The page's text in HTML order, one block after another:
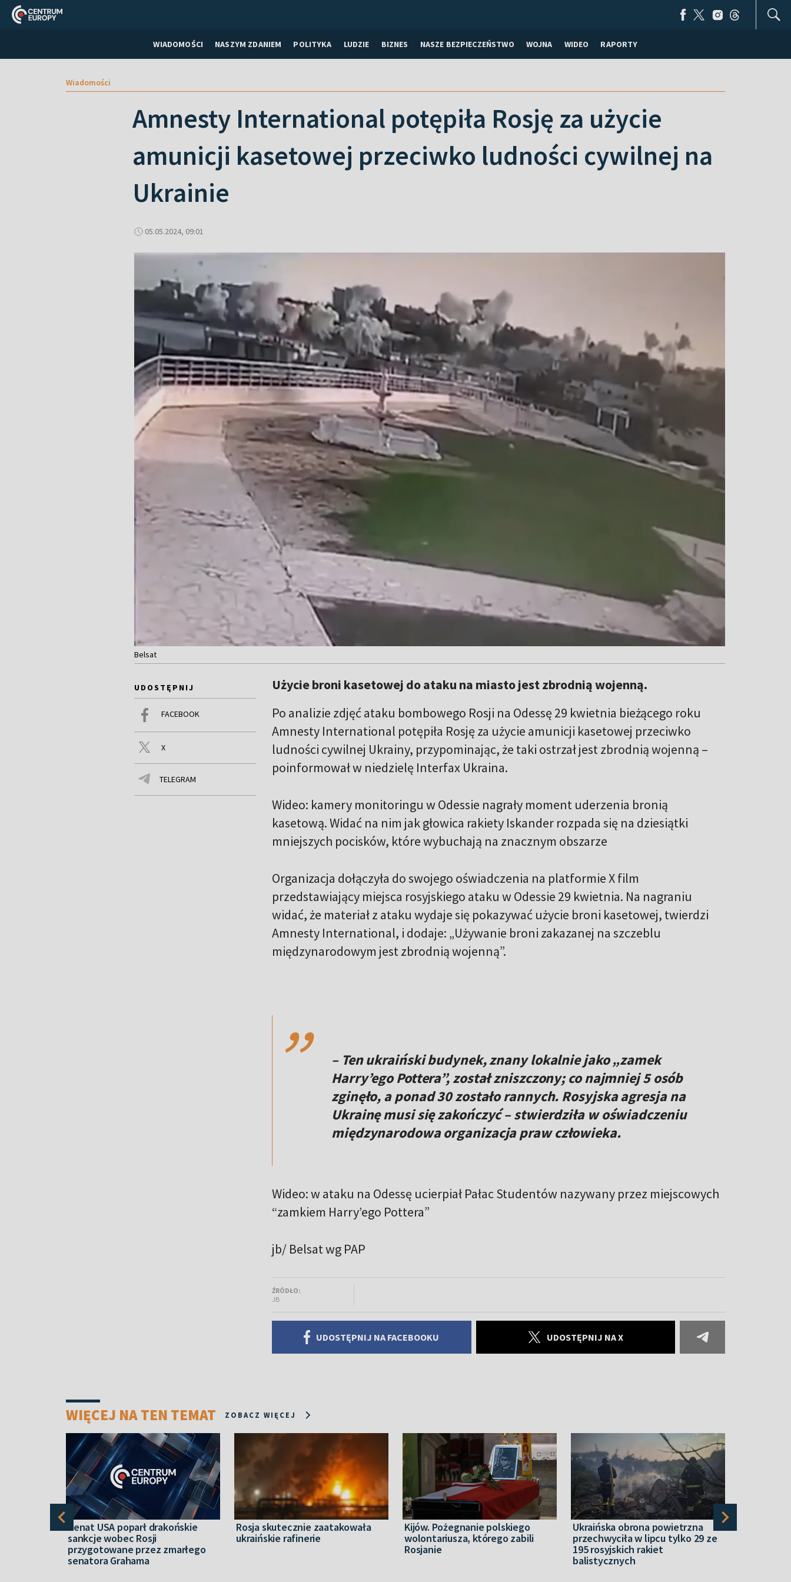
WIADOMOŚCI NASZYM ZDANIEM POLITYKA LUDZIE BIZNES NASZE BEZPIECZEŃSTWO WOJNA WIDEO RAPORTY
Wiadomości
Amnesty International potępiła Rosję za użycie
amunicji kasetowej przeciwko ludności cywilnej na
Ukrainie
05.05.2024, 09:01
Belsat
UDOSTĘPNIJ
FACEBOOK
X
TELEGRAM
Użycie broni kasetowej do ataku na miasto jest zbrodnią wojenną.
Po analizie zdjęć ataku bombowego Rosji na Odessę 29 kwietnia bieżącego roku
Amnesty International potępiła Rosję za użycie amunicji kasetowej przeciwko
ludności cywilnej Ukrainy, przypominając, że taki ostrzał jest zbrodnią wojenną –
poinformował w niedzielę Interfax Ukraina.
Wideo: kamery monitoringu w Odessie nagrały moment uderzenia bronią
kasetową. Widać na nim jak głowica rakiety Iskander rozpada się na dziesiątki
mniejszych pocisków, które wybuchają na znacznym obszarze
Organizacja dołączyła do swojego oświadczenia na platformie X film
przedstawiający miejsca rosyjskiego ataku w Odessie 29 kwietnia. Na nagraniu
widać, że materiał z ataku wydaje się pokazywać użycie broni kasetowej, twierdzi
Amnesty International, i dodaje: „Używanie broni zakazanej na szczeblu
międzynarodowym jest zbrodnią wojenną”.
,,
– Ten ukraiński budynek, znany lokalnie jako „zamek
Harry’ego Pottera”, został zniszczony; co najmniej 5 osób
zginęło, a ponad 30 zostało rannych. Rosyjska agresja na
Ukrainę musi się zakończyć – stwierdziła w oświadczeniu
międzynarodowa organizacja praw człowieka.
Wideo: w ataku na Odessę ucierpiał Pałac Studentów nazywany przez miejscowych
“zamkiem Harry’ego Pottera”
jb/ Belsat wg PAP
ŹRÓDŁO:
JB
UDOSTĘPNIJ NA FACEBOOKU UDOSTĘPNIJ NA X
WIĘCEJ NA TEN TEMAT ZOBACZ WIĘCEJ
Senat USA poparł drakońskie
sankcje wobec Rosji
przygotowane przez zmarłego
senatora Grahama
Rosja skutecznie zaatakowała
ukraińskie rafinerie
Kijów. Pożegnanie polskiego
wolontariusza, którego zabili
Rosjanie
Ukraińska obrona powietrzna
przechwyciła w lipcu tylko 29 ze
195 rosyjskich rakiet
balistycznych